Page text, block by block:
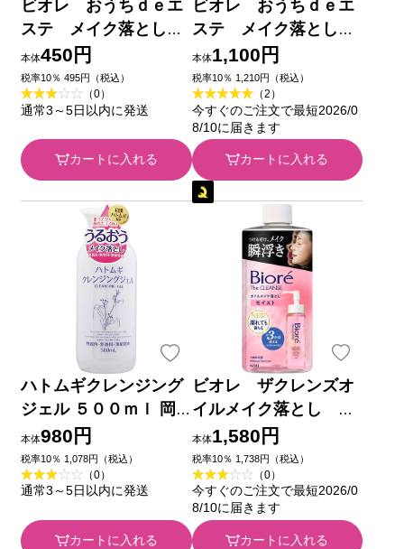
ビオレ おうちｄｅエ
ステ メイク落とし
マッサージブラックジ
ェル ミニ ６０ｇ 花
王
本体450円
税率10％ 495円（税込）
（0）
通常3～5日以内に発送
カートに入れる
ビオレ おうちｄｅエ
ステ メイク落とし
ブラックジェル クレ
イ試供品セット ２００
ｇ＋２０ｇ 花王
本体1,100円
税率10％ 1,210円（税込）
（2）
今すぐのご注文で最短2026/0
8/10に届きます
カートに入れる
ハトムギクレンジング
ジェル ５００ｍｌ 岡
インターナショナル
本体980円
税率10％ 1,078円（税込）
（0）
通常3～5日以内に発送
カートに入れる
ビオレ ザクレンズオ
イルメイク落とし モ
イスト つめかえ ２８
０ｍＬ 花王
本体1,580円
税率10％ 1,738円（税込）
（0）
今すぐのご注文で最短2026/0
8/10に届きます
カートに入れる